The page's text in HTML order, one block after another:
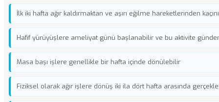
İlk iki hafta ağır kaldırmaktan ve aşırı eğilme hareketlerinden
Hafif yürüyüşlere ameliyat günü başlanabilir ve bu aktivite günden
Masa başı işlere genellikle bir hafta içinde dönülebilir
Fiziksel olarak ağır işlere dönüş iki ila dört hafta arasında